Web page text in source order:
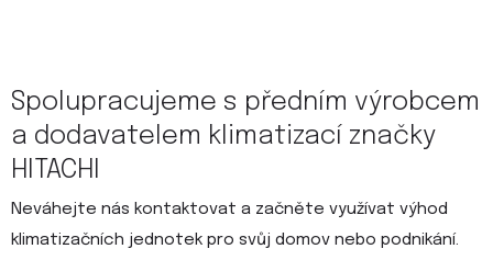
Spolupracujeme s předním výrobcem
a dodavatelem klimatizací značky
HITACHI
Neváhejte nás kontaktovat a začněte využívat výhod
klimatizačních jednotek pro svůj domov nebo podnikání.